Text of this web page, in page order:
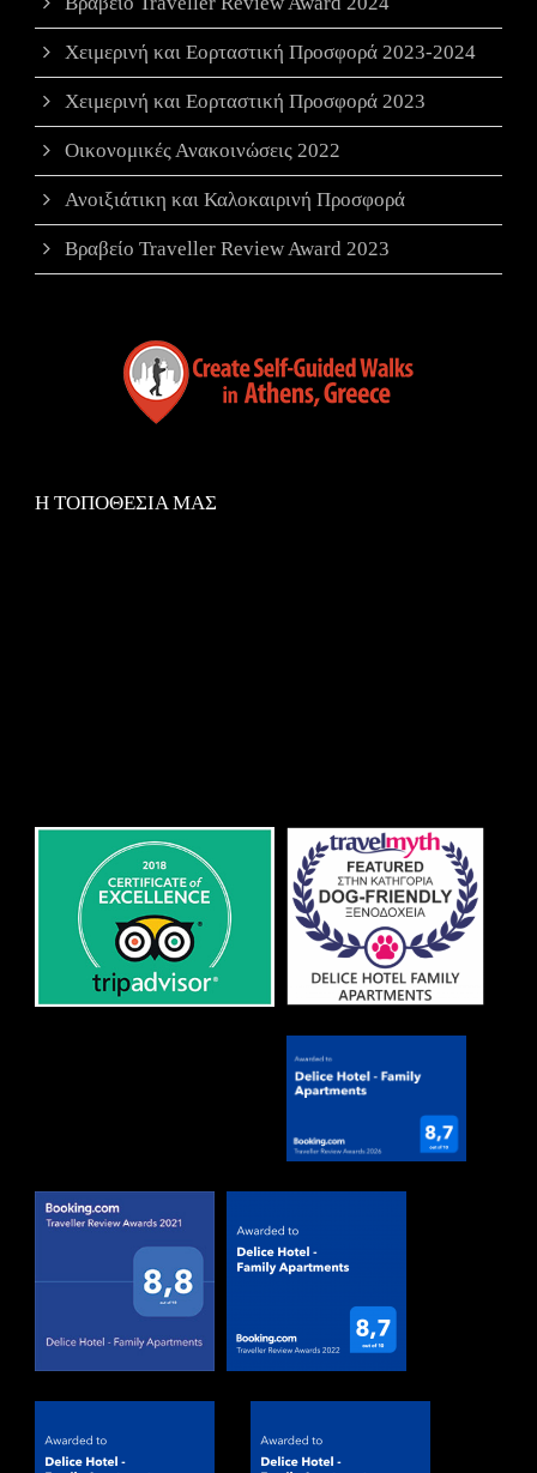
Χειμερινή και Εορταστική Προσφορά 2023-2024
Χειμερινή και Εορταστική Προσφορά 2023
Οικονομικές Ανακοινώσεις 2022
Ανοιξιάτικη και Καλοκαιρινή Προσφορά
Βραβείο Traveller Review Award 2023
Η ΤΟΠΟΘΕΣΙΑ ΜΑΣ